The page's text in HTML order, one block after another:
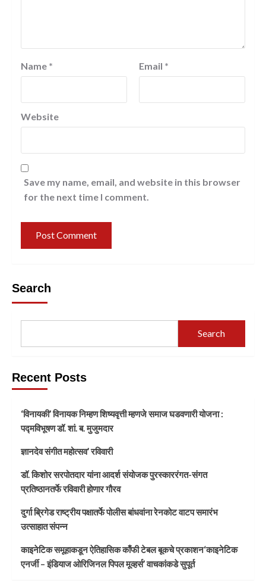
Name * Email *
Website
Save my name, email, and website in this browser
for the next time I comment.
Search
Search
Recent Posts
‘विनायकी’ विनायक निम्हण शिष्यवृत्ती म्हणजे समाज घडवणारी योजना :
पद्मविभूषण डॉ. शां. ब. मुजुमदार
ज्ञानदेव संगीत महोत्सव’ रविवारी
डॉ. किशोर सरपोतदार यांना आदर्श संयोजक पुरस्काररंगत-संगत
प्रतिष्ठानतर्फे रविवारी होणार गौरव
दुर्गा ब्रिगेड राष्ट्रीय पक्षातर्फे पोलीस बांधवांना रेनकोट वाटप समारंभ
उत्साहात संपन्न
काइनेटिक समूहाकडून ऐतिहासिक काँफी टेबल बूकचे प्रकाशन‘काइनेटिक
एनर्जी – इंडियाज ओरिजिनल पिपल मूव्हर्स’ वाचकांकडे सुपूर्त